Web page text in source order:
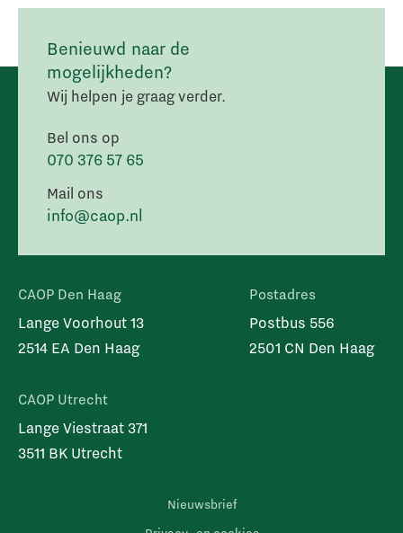
Benieuwd naar de
mogelijkheden?
Wij helpen je graag verder.
Bel ons op
070 376 57 65
Mail ons
info@caop.nl
CAOP Den Haag
Lange Voorhout 13
2514 EA Den Haag
CAOP Utrecht
Lange Viestraat 371
3511 BK Utrecht
Postadres
Postbus 556
2501 CN Den Haag
Nieuwsbrief